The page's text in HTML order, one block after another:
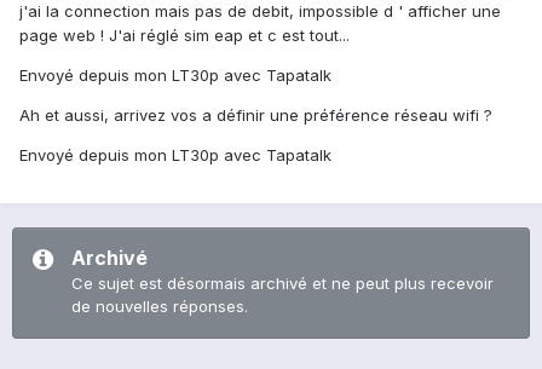
j'ai la connection mais pas de debit, impossible d ' afficher une
page web ! J'ai réglé sim eap et c est tout...
Envoyé depuis mon LT30p avec Tapatalk
Ah et aussi, arrivez vos a définir une préférence réseau wifi ?
Envoyé depuis mon LT30p avec Tapatalk
Archivé
Ce sujet est désormais archivé et ne peut plus recevoir
de nouvelles réponses.